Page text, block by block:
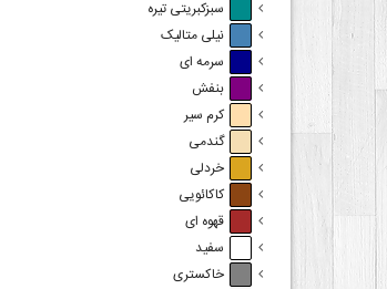
سبزکبریتی تیره
نیلی متالیک
سرمه ای
بنفش
کرم سیر
گندمی
خردلی
کاکائویی
قهوه ای
سفید
خاکستری